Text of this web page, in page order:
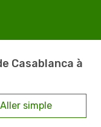
Casablanca à
Aller simple